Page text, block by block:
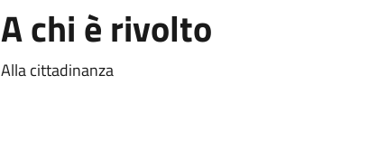
A chi è rivolto
Alla cittadinanza